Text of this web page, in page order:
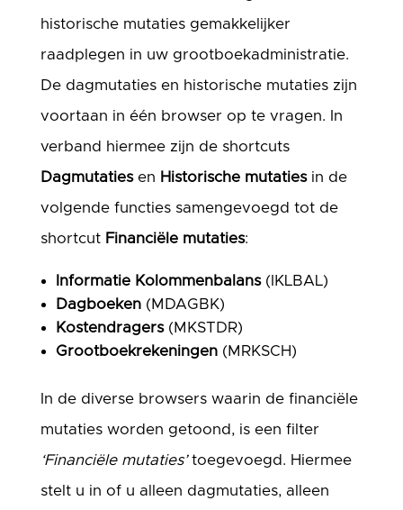
historische mutaties gemakkelijker
raadplegen in uw grootboekadministratie.
De dagmutaties en historische mutaties zijn
voortaan in één browser op te vragen. In
verband hiermee zijn de shortcuts
Dagmutatiesen Historische mutatiesin de
volgende functies samengevoegd tot de
shortcut Financiële mutaties:
Informatie Kolommenbalans(IKLBAL)
Dagboeken(MDAGBK)
Kostendragers(MKSTDR)
Grootboekrekeningen(MRKSCH)
In de diverse browsers waarin de financiële
mutaties worden getoond, is een filter
‘Financiële mutaties’toegevoegd. Hiermee
stelt u in of u alleen dagmutaties, alleen